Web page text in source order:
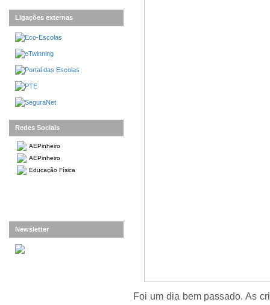
Foi um dia bem passado. As
Ligações externas
Redes Sociais
AEPinheiro
AEPinheiro
Educação Física
Newsletter